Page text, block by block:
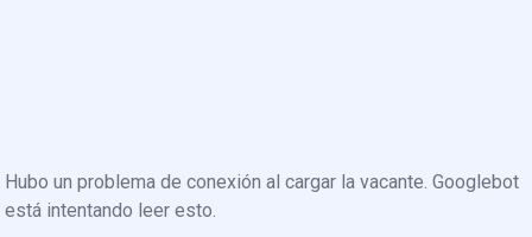
Hubo un problema de conexión al cargar la vacante. Googlebot
está intentando leer esto.